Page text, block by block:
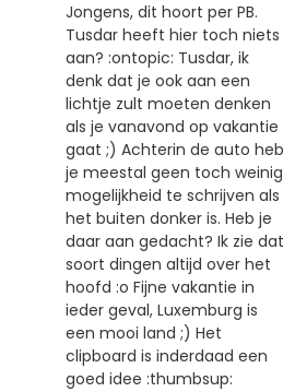
Jongens, dit hoort per PB.
Tusdar heeft hier toch niets
aan? :ontopic: Tusdar, ik
denk dat je ook aan een
lichtje zult moeten denken
als je vanavond op vakantie
gaat ;) Achterin de auto heb
je meestal geen toch weinig
mogelijkheid te schrijven als
het buiten donker is. Heb je
daar aan gedacht? Ik zie dat
soort dingen altijd over het
hoofd :o Fijne vakantie in
ieder geval, Luxemburg is
een mooi land ;) Het
clipboard is inderdaad een
goed idee :thumbsup: